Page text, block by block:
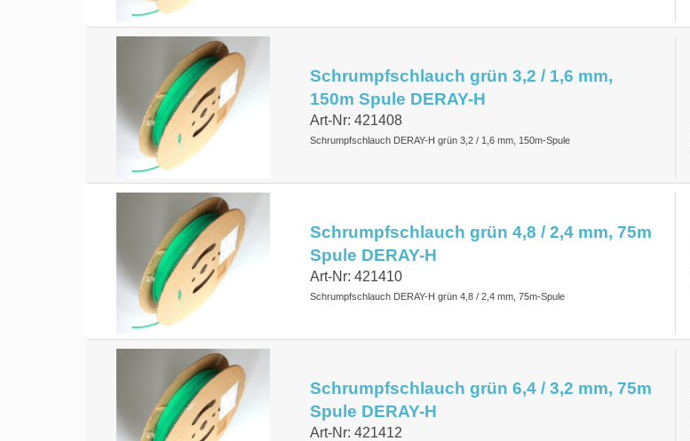
Schrumpfschlauch grün 3,2 / 1,6 mm,
150m Spule DERAY-H
Art-Nr: 421408
Schrumpfschlauch DERAY-H grün 3,2 / 1,6 mm, 150m-Spule
Schrumpfschlauch grün 4,8 / 2,4 mm, 75m
Spule DERAY-H
Art-Nr: 421410
Schrumpfschlauch DERAY-H grün 4,8 / 2,4 mm, 75m-Spule
Schrumpfschlauch grün 6,4 / 3,2 mm, 75m
Spule DERAY-H
Art-Nr: 421412